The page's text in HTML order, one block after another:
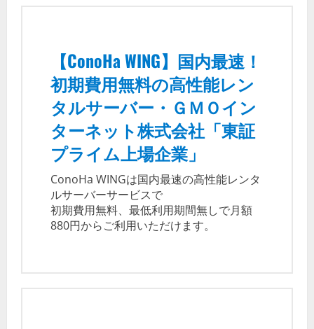
【ConoHa WING】国内最速！
初期費用無料の高性能レン
タルサーバー・ＧＭＯイン
ターネット株式会社「東証
プライム上場企業」
ConoHa WINGは国内最速の高性能レンタ
ルサーバーサービスで
初期費用無料、最低利用期間無しで月額
880円からご利用いただけます。